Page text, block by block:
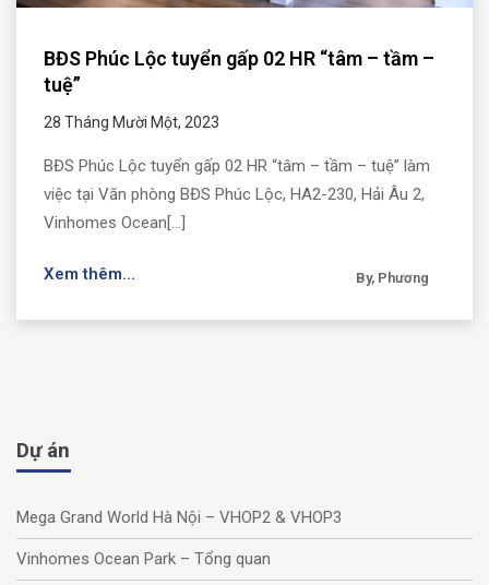
BĐS Phúc Lộc tuyển gấp 02 HR “tâm – tầm –
tuệ”
28 Tháng Mười Một, 2023
BĐS Phúc Lộc tuyển gấp 02 HR “tâm – tầm – tuệ” làm
việc tại Văn phòng BĐS Phúc Lộc, HA2-230, Hải Âu 2,
Vinhomes Ocean[...]
Xem thêm... By, Phương
Dự án
Mega Grand World Hà Nội – VHOP2 & VHOP3
Vinhomes Ocean Park – Tổng quan